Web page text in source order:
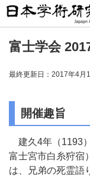
富士学会
最終更新日：2017年4月
開催趣旨
建久4年（1193
富士宮市白糸狩宿
は、兄弟の死霊語